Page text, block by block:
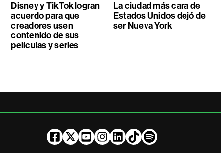
Disney y TikTok logran
acuerdo para que
creadores usen
contenido de sus
películas y series
La ciudad más cara de
Estados Unidos dejó de
ser Nueva York